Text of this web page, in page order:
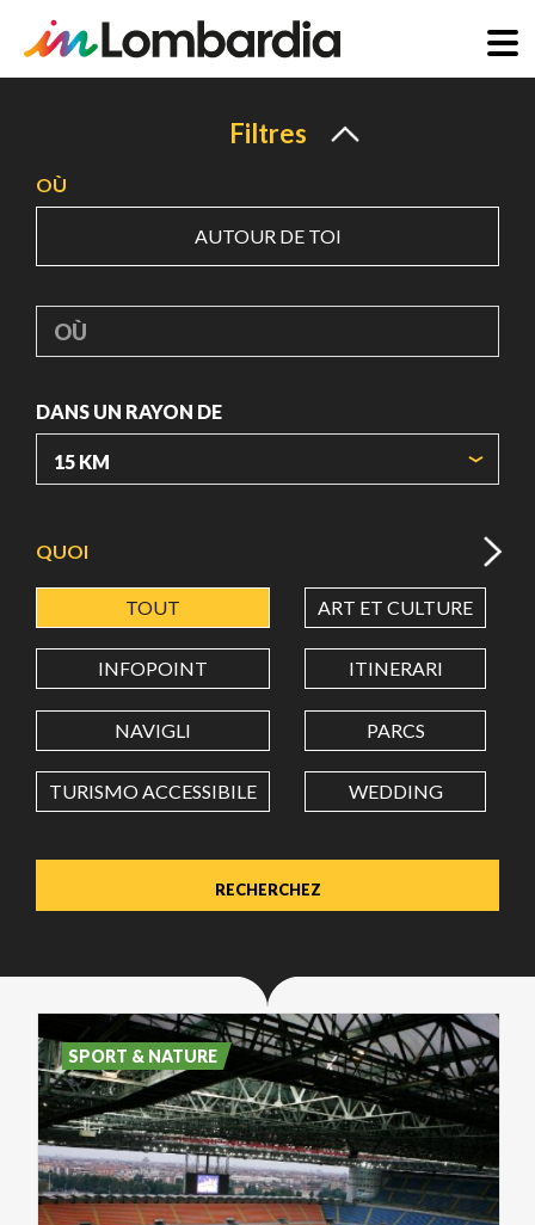
principal
Filtres
OÙ
AUTOUR DE TOI
OÙ
DANS UN RAYON DE
LATITUDE
LONGITUDE
Value in decimal degrees. Use dot (.) as decimal separator.
QUOI
TOUT ART ET CULTURE
INFOPOINT ITINERARI
NAVIGLI PARCS
TURISMO ACCESSIBILE WEDDING
SPORT & NATURE